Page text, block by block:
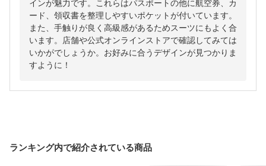
インが魅力です。これらはパスポートの他に航空券、カ
ード、領収書を整理しやすいポケットが付いています。
また、手触りが良く高級感があるためスーツにもよく合
います。店舗や公式オンラインストアで確認してみては
いかがでしょうか。お好みに合うデザインが見つかりま
すように！
ランキング内で紹介されている商品